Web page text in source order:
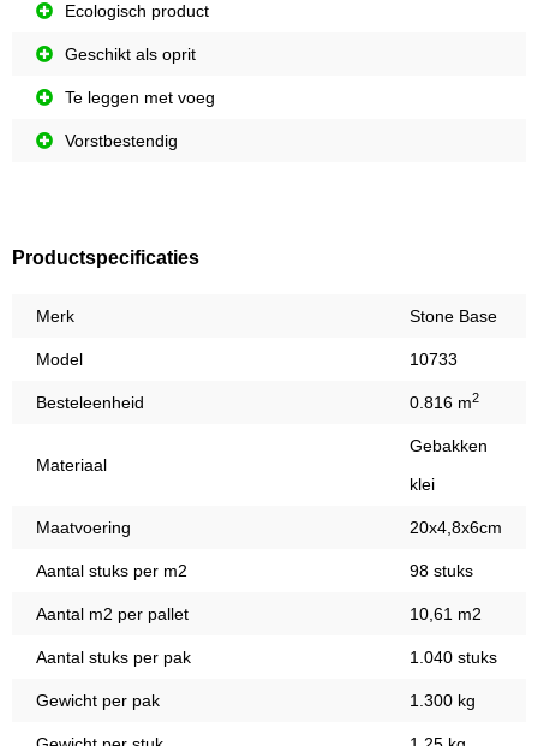
Ecologisch product
Geschikt als oprit
Te leggen met voeg
Vorstbestendig
Productspecificaties
Merk Stone Base
Model 10733
Besteleenheid 0.816 m2
Materiaal
Gebakken
klei
Maatvoering 20x4,8x6cm
Aantal stuks per m2 98 stuks
Aantal m2 per pallet 10,61 m2
Aantal stuks per pak 1.040 stuks
Gewicht per pak 1.300 kg